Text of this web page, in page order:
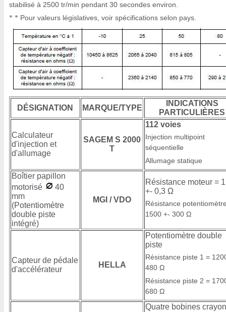
stabilisé à 2500 tr/min pendant 30 secondes environ.
* * Pour valeurs législatives, voir spécifications selon pays.
DÉSIGNATION MARQUE/TYPE
INDICATIONS
PARTICULIÈRES
Calculateur
d'injection et
d'allumage
SAGEM S 2000
T
112 voies
Injection multipoint
séquentielle
Allumage statique
Boîtier papillon
motorisé
40
mm
(Potentiomètre
double piste
intégré)
MGI / VDO
Résistance moteur =
+- 0,3 Ω
Résistance
1500 +- 300 Ω
Capteur de pédale
d'accélérateur
HELLA
Potentiomètre double
piste
Résistance piste 1 =
480 Ω
Résistance piste 2 =
680 Ω
Quatre bobines